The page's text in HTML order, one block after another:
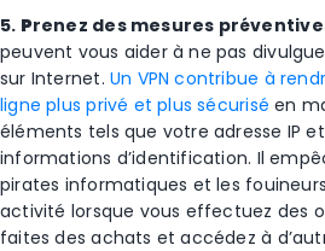
5. Prenez des mesures
peuvent vous aider à ne pas
sur Internet. Un VPN contribue à
ligne plus privé et plus sécurisé en
éléments tels que votre adresse IP et
informations d’identification. Il
pirates informatiques et les
activité lorsque vous effectuez des
faites des achats et accédez à